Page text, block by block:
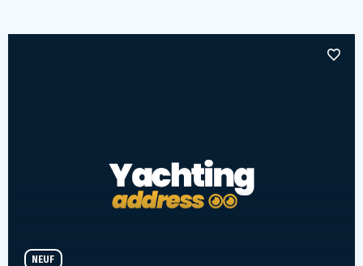
NEUF